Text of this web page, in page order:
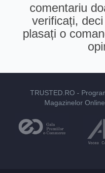
comentariu
verificați,
plasați o
TRUSTED.RO -
Magazinelor